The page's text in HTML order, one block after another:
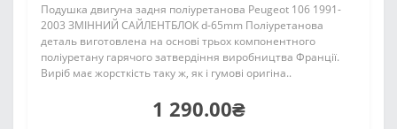
Подушка двигуна задня поліуретанова Peugeot 106 1991-
2003 ЗМІННИЙ САЙЛЕНТБЛОК d-65mm Поліуретанова
деталь виготовлена на основі трьох компонентного
поліуретану гарячого затвердіння виробництва Франції.
Виріб має жорсткість таку ж, як і гумові оригіна..
1 290.00₴